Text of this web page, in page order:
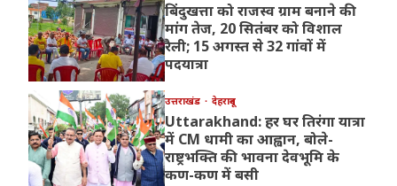
बिंदुखत्ता को राजस्व ग्राम बनाने की
मांग तेज, 20 सितंबर को विशाल
रैली; 15 अगस्त से 32 गांवों में
पदयात्रा
उत्तराखंड देहरादून
Uttarakhand: हर घर तिरंगा यात्रा
में CM धामी का आह्वान, बोले-
राष्ट्रभक्ति की भावना देवभूमि के
कण-कण में बसी